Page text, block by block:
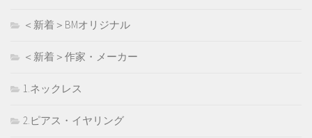
＜新着＞BMオリジナル
＜新着＞作家・メーカー
1.ネックレス
2.ピアス・イヤリング